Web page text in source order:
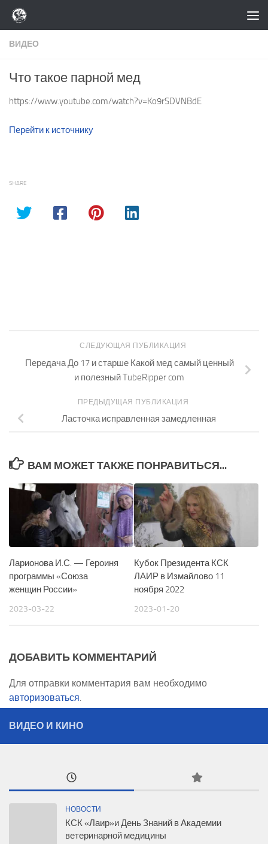
Перейти к содержимому
ВИДЕО
Что такое парной мед
https://www.youtube.com/watch?v=Ko9rSDVNBdE
Перейти к источнику
SHARE
СЛЕДУЮЩАЯ ПУБЛИКАЦИЯ
Передача До 17 и старше Какой мед самый ценный
и полезный TubeRipper com
ПРЕДЫДУЩАЯ ПУБЛИКАЦИЯ
Ласточка исправленная замедленная
ВАМ МОЖЕТ ТАКЖЕ ПОНРАВИТЬСЯ...
Ларионова И.С. — Героиня
программы «Союза
женщин России»
2023-03-22
Кубок Президента КСК
ЛАИР в Измайлово 11
ноября 2022
2023-01-20
ДОБАВИТЬ КОММЕНТАРИЙ
Для отправки комментария вам необходимо
авторизоваться.
ВИДЕО И КИНО
НОВОСТИ
КСК «Лаир»и День Знаний в Академии
ветеринарной медицины